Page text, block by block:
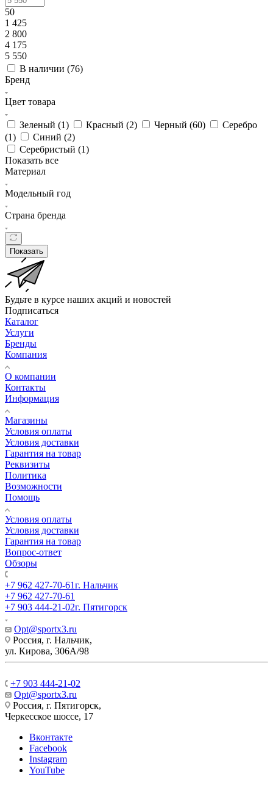
50
1 425
2 800
4 175
5 550
В наличии (76)
Бренд
Цвет товара
Зеленый (1) Красный (2) Черный (60)
Серебро
(1) Синий (2)
Серебристый (1)
Показать все
Материал
Модельный год
Страна бренда
Показать
Будьте в курсе наших акций и новостей
Подписаться
Каталог
Услуги
Бренды
Компания
О компании
Контакты
Информация
Магазины
Условия оплаты
Условия доставки
Гарантия на товар
Реквизиты
Политика
Возможности
Помощь
Условия оплаты
Условия доставки
Гарантия на товар
Вопрос-ответ
Обзоры
+7 962 427-70-61г. Нальчик
+7 962 427-70-61
+7 903 444-21-02г. Пятигорск
Opt@sportx3.ru
Россия, г. Нальчик,
ул. Кирова, 306А/98
+7 903 444-21-02
Opt@sportx3.ru
Россия, г. Пятигорск,
Черкесское шоссе, 17
Вконтакте
Facebook
Instagram
YouTube